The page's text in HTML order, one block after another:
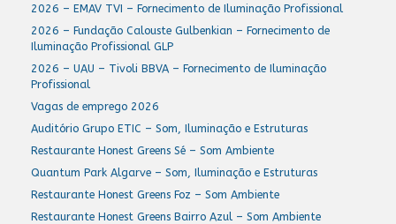
2026 – EMAV TVI – Fornecimento de Iluminação Profissional
2026 – Fundação Calouste Gulbenkian – Fornecimento de
Iluminação Profissional GLP
2026 – UAU – Tivoli BBVA – Fornecimento de Iluminação
Profissional
Vagas de emprego 2026
Auditório Grupo ETIC – Som, Iluminação e Estruturas
Restaurante Honest Greens Sé – Som Ambiente
Quantum Park Algarve – Som, Iluminação e Estruturas
Restaurante Honest Greens Foz – Som Ambiente
Restaurante Honest Greens Bairro Azul – Som Ambiente